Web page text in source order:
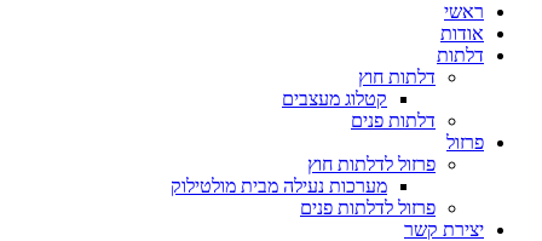
ראשי
אודות
דלתות
דלתות חוץ
קטלוג מעצבים
דלתות פנים
פרזול
פרזול לדלתות חוץ
מערכות נעילה מבית מולטילוק
פרזול לדלתות פנים
יצירת קשר